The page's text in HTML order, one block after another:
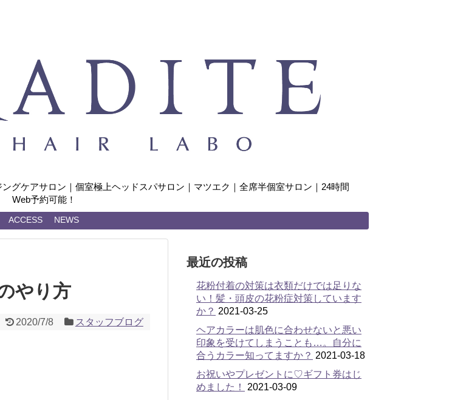
グケアサロン｜個室極上ヘッドスパサロン｜マツエク｜全席半個室サロン｜24時間
Web予約可能！
ACCESS NEWS
やり方
2020/7/8 スタッフブログ
最近の投稿
花粉付着の対策は衣類だけでは足りな
い！髪・頭皮の花粉症対策しています
か？ 2021-03-25
ヘアカラーは肌色に合わせないと悪い
印象を受けてしまうことも…。自分に
合うカラー知ってますか？ 2021-03-18
お祝いやプレゼントに♡ギフト券はじ
めました！
2021-03-09